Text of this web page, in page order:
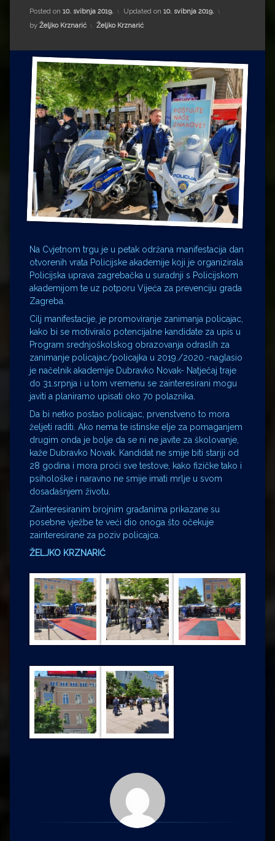
Drugi autori
Drugi autori
Matea Andrić
Ljiljana Lekanić-Kljaić
Željko Krznarić
Mario Lovreković
Miroslav Šantek
Posted on 10. svibnja 2019. Updated on 10. svibnja 2019.
by Željko Krznarić Kategorije:
Željko Krznarić
Na Cvjetnom trgu je u petak održana manifestacija dan
otvorenih vrata Policijske akademije koji je organizirala
Policijska uprava zagrebačka u suradnji s Policijskom
akademijom te uz potporu Vijeća za prevenciju grada
Zagreba.
Cilj manifestacije, je promoviranje zanimanja policajac,
kako bi se motiviralo potencijalne kandidate za upis u
Program srednjoškolskog obrazovanja odraslih za
zanimanje policajac/policajka u 2019./2020.-naglasio
je načelnik akademije Dubravko Novak- Natječaj traje
do 31.srpnja i u tom vremenu se zainteresirani mogu
javiti a planiramo upisati oko 70 polaznika.
Da bi netko postao policajac, prvenstveno to mora
željeti raditi. Ako nema te istinske elje za pomaganjem
drugim onda je bolje da se ni ne javite za školovanje,
kaže Dubravko Novak. Kandidat ne smije biti stariji od
28 godina i mora proći sve testove, kako fizičke tako i
psihološke i naravno ne smije imati mrlje u svom
dosadašnjem životu.
Zainteresiranim brojnim građanima prikazane su
posebne vježbe te veći dio onoga što očekuje
zainteresirane za poziv policajca.
ŽELJKO KRZNARIĆ